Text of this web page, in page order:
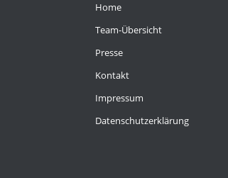
Home
Team-Übersicht
Presse
Kontakt
Impressum
Datenschutzerklärung